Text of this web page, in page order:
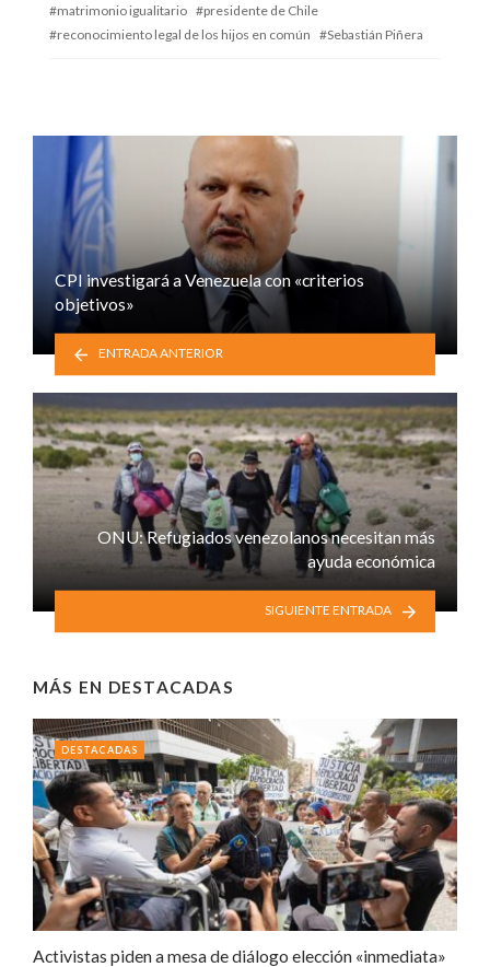
matrimonio igualitario
presidente de Chile
reconocimiento legal de los hijos en común
Sebastián Piñera
CPI investigará a Venezuela con «criterios
objetivos»
ENTRADA ANTERIOR
ONU: Refugiados venezolanos necesitan más
ayuda económica
SIGUIENTE ENTRADA
MÁS EN DESTACADAS
Activistas piden a mesa de diálogo elección «inmediata»
DESTACADAS